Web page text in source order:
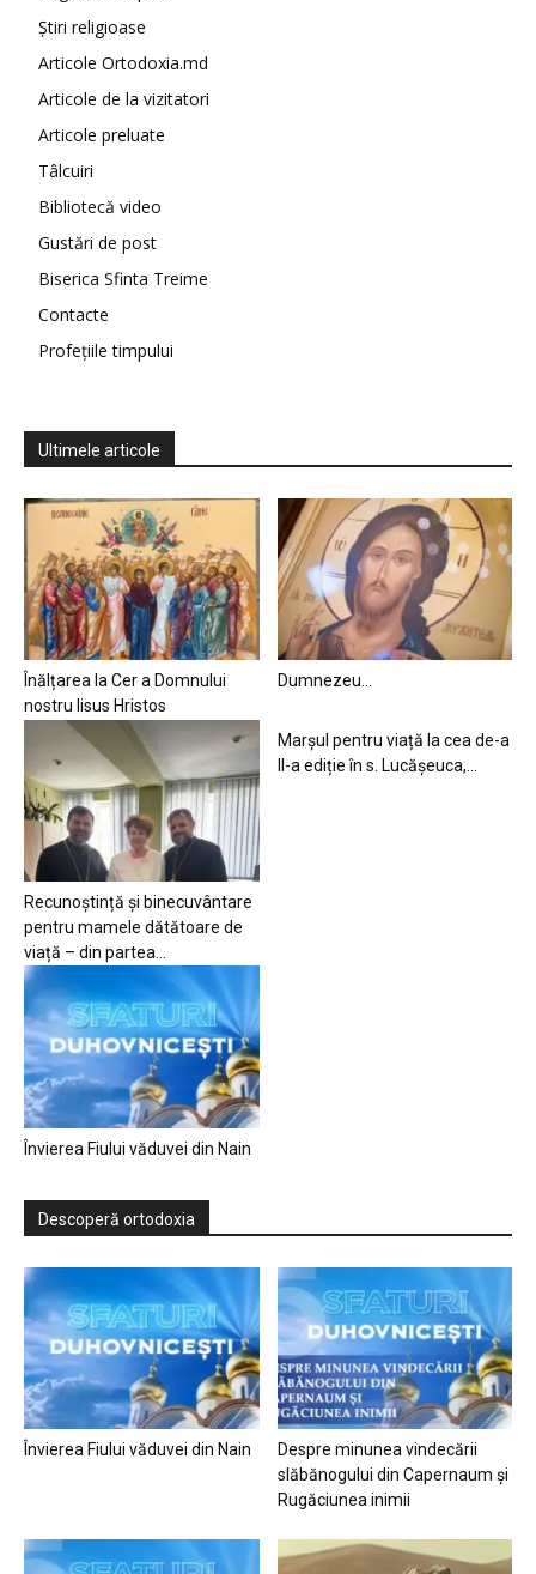
Știri religioase
Articole Ortodoxia.md
Articole de la vizitatori
Articole preluate
Tâlcuiri
Bibliotecă video
Gustări de post
Biserica Sfinta Treime
Contacte
Profețiile timpului
Ultimele articole
Înălțarea la Cer a Domnului
nostru Iisus Hristos
Dumnezeu…
Recunoștință și binecuvântare
pentru mamele dătătoare de
viață – din partea...
Marșul pentru viață la cea de-a
II-a ediție în s. Lucășeuca,...
Învierea Fiului văduvei din Nain
Descoperă ortodoxia
Învierea Fiului văduvei din Nain
Despre minunea vindecării
slăbănogului din Capernaum și
Rugăciunea inimii